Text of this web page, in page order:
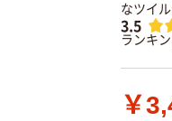
なツイル
3.5
ランキ
￥